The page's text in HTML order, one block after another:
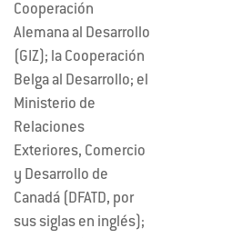
Cooperación
Alemana al Desarrollo
(GIZ); la Cooperación
Belga al Desarrollo; el
Ministerio de
Relaciones
Exteriores, Comercio
y Desarrollo de
Canadá (DFATD, por
sus siglas en inglés);